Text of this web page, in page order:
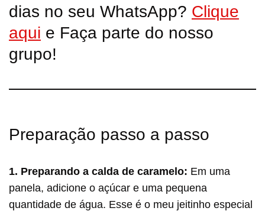
dias no seu WhatsApp? Clique
aqui e Faça parte do nosso
grupo!
Preparação passo a passo
1. Preparando a calda de caramelo: Em uma
panela, adicione o açúcar e uma pequena
quantidade de água. Esse é o meu jeitinho especial